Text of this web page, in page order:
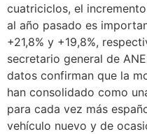
cuatriciclos, el
al año pasado es
+21,8% y +19,8%,
secretario general de
datos confirman que la
han consolidado como
para cada vez más
vehículo nuevo y de